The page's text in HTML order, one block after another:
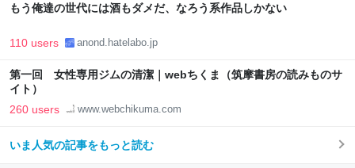
もう俺達の世代には酒もダメだ、なろう系作品しかない
110 users anond.hatelabo.jp
第一回 女性専用ジムの清潔｜webちくま（筑摩書房の読みものサ
イト）
260 users www.webchikuma.com
いま人気の記事をもっと読む